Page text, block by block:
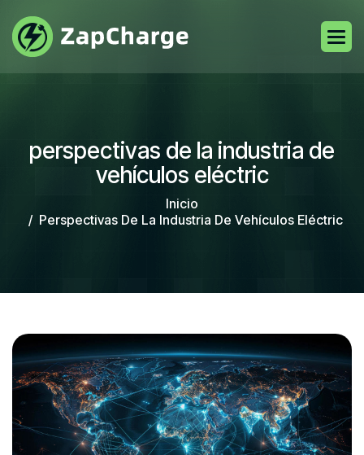
perspectivas de la industria de
vehículos eléctric
Inicio
Perspectivas De La Industria De Vehículos Eléctric